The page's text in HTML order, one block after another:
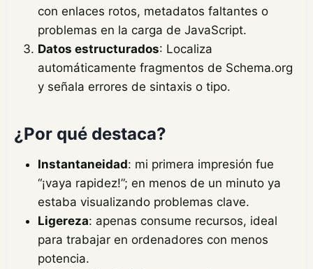
con enlaces rotos, metadatos faltantes o
problemas en la carga de JavaScript.
Datos estructurados: Localiza
automáticamente fragmentos de Schema.org
y señala errores de sintaxis o tipo.
¿Por qué destaca?
Instantaneidad: mi primera impresión fue
“¡vaya rapidez!”; en menos de un minuto ya
estaba visualizando problemas clave.
Ligereza: apenas consume recursos, ideal
para trabajar en ordenadores con menos
potencia.